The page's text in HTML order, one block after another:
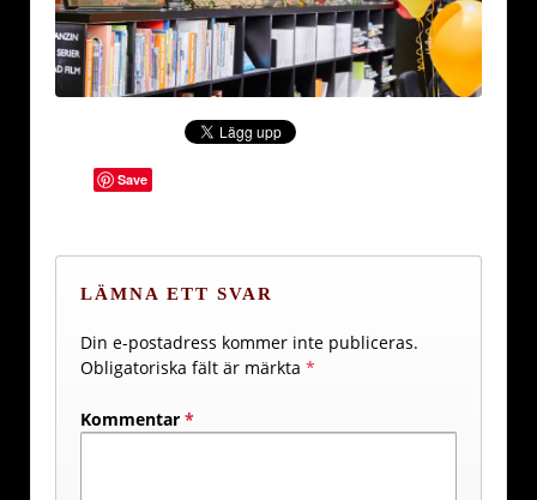
Save
LÄMNA ETT SVAR
Din e-postadress kommer inte publiceras.
Obligatoriska fält är märkta *
Kommentar *